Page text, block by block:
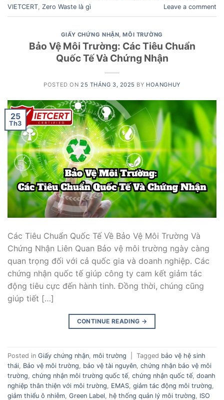
VIETCERT, Zero Waste là gì Leave a comment
GIẤY CHỨNG NHẬN ,MÔI TRƯỜNG
Bảo Vệ Môi Trường: Các Tiêu Chuẩn
Quốc Tế Và Chứng Nhận
POSTED ON 25 THÁNG 3, 2025 BY HOANGHUY
25
Th3
Các Tiêu Chuẩn Quốc Tế Về Bảo Vệ Môi Trường Và
Chứng Nhận Liên Quan Bảo vệ môi trường ngày càng
quan trọng đối với cả quốc gia và doanh nghiệp. Các
chứng nhận quốc tế giúp công ty cam kết giảm tác
động tiêu cực đến hành tinh. Đồng thời, chúng cũng
giúp tiết […]
CONTINUE READING →
Posted in Giấy chứng nhận môi trường Tagged bảo vệ hệ sinh
thái Bảo vệ môi trường bảo vệ tài nguyên chứng nhận bảo vệ môi
trường chứng nhận môi trường quốc tế chứng nhận quốc tế doanh
nghiệp thân thiện với môi trường
EMAS giảm tác động môi trường
giảm thiểu ô nhiễm Green Label hệ thống quản lý môi trường
ISO